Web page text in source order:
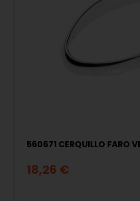
560671 CERQUILLO FARO
18,26 €